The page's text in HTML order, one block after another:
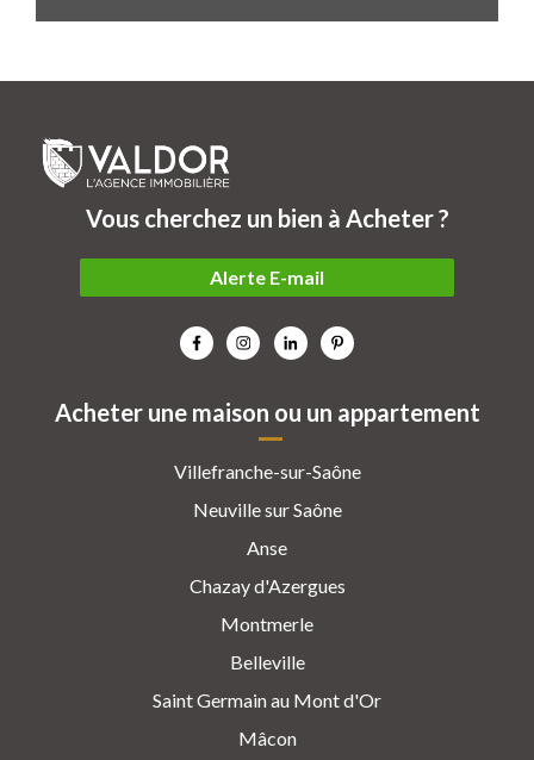
Acheter une maison ou un appartement
Villefranche-sur-Saône
Neuville sur Saône
Anse
Chazay d'Azergues
Montmerle
Belleville
Saint Germain au Mont d'Or
Mâcon
Vous cherchez un bien à Acheter ?
Alerte E-mail